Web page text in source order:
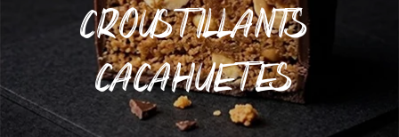
croustillants
cacahuètes